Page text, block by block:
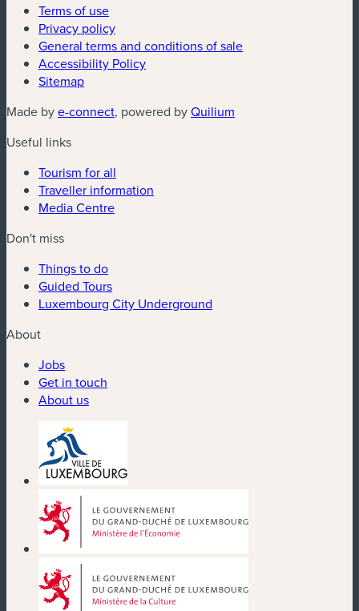
Terms of use
Privacy policy
General terms and conditions of sale
Accessibility Policy
Sitemap
Made bye-connect(new window)
, powered byQuilium
Useful links
Tourism for all
Traveller information
Media Centre
Don't miss
Things to do
Guided Tours
Luxembourg City Underground
About
Jobs
Get in touch
About us